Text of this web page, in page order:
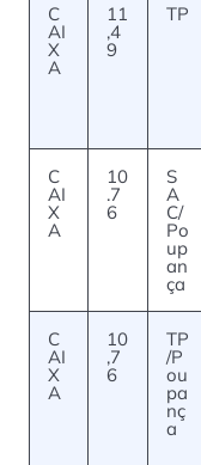
C
AI
X
A
11
,4
9
TP
C
AI
X
A
10
.7
6
S
A
C/
Po
up
an
ça
C
AI
X
A
10
,7
6
TP
/P
ou
pa
nç
a